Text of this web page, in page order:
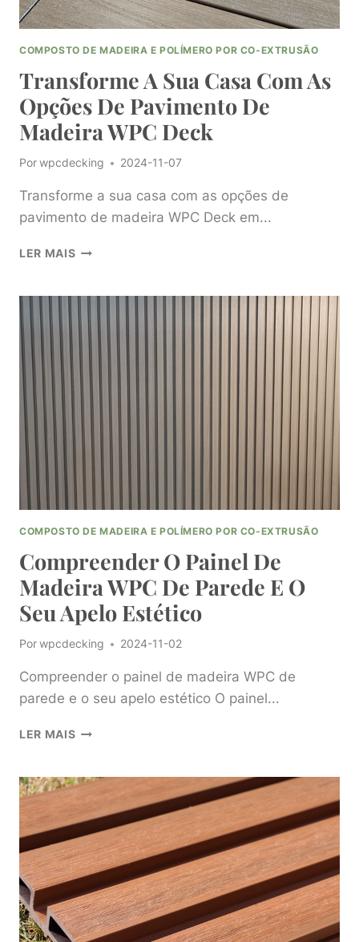
COMPOSTO DE MADEIRA E POLÍMERO POR CO-EXTRUSÃO
Transforme A Sua Casa Com As
Opções De Pavimento De
Madeira WPC Deck
Porwpcdecking 2024-11-07
Transforme a sua casa com as opções de
pavimento de madeira WPC Deck em...
LER MAISTRANSFORME
CASA
COM
OPÇÕES
COMPOSTO DE MADEIRA E POLÍMERO POR CO-EXTRUSÃO
Compreender O Painel De
Madeira WPC De Parede E O
Seu Apelo Estético
Porwpcdecking 2024-11-02
Compreender o painel de madeira WPC de
parede e o seu apelo estético O painel...
LER MAISCOMPREENDER
DE
MADEIRA
WPC
DE
PAREDE
E
O
SEU
APELO
ESTÉTICO